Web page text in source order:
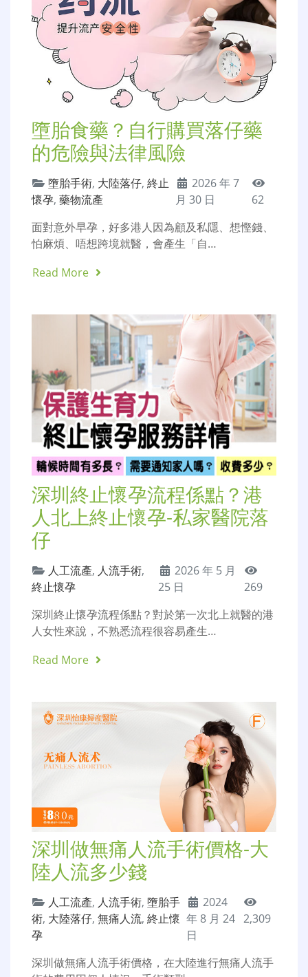
墮胎食藥？自行購買落仔藥
的危險與法律風險
墮胎手術, 大陸落仔, 終止
懷孕, 藥物流產
2026 年 7
月 30 日
62
面對意外早孕，好多港人因為顧及私隱、想慳錢、
怕麻煩、唔想跨境就醫，會產生「自…
Read More
深圳終止懷孕流程係點？港
人北上終止懷孕-私家醫院落
仔
人工流產, 人流手術,
終止懷孕
2026 年 5 月
25 日
269
深圳終止懷孕流程係點？對於第一次北上就醫的港
人女性來說，不熟悉流程很容易產生…
Read More
深圳做無痛人流手術價格-大
陸人流多少錢
人工流產, 人流手術, 墮胎手
術, 大陸落仔, 無痛人流, 終止懷
孕
2024
年 8 月 24
日
2,309
深圳做無痛人流手術價格，在大陸進行無痛人流手